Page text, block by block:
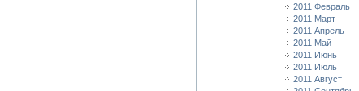
2011 Февраль
2011 Март
2011 Апрель
2011 Май
2011 Июнь
2011 Июль
2011 Август